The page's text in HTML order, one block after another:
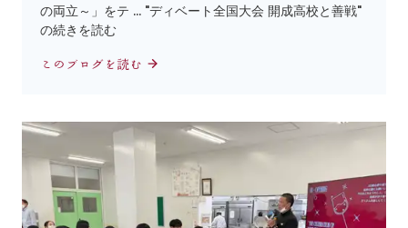
の両立～」をテ … "ディベート全国大会 開成高校と善戦"
の続きを読む
このブログを読む